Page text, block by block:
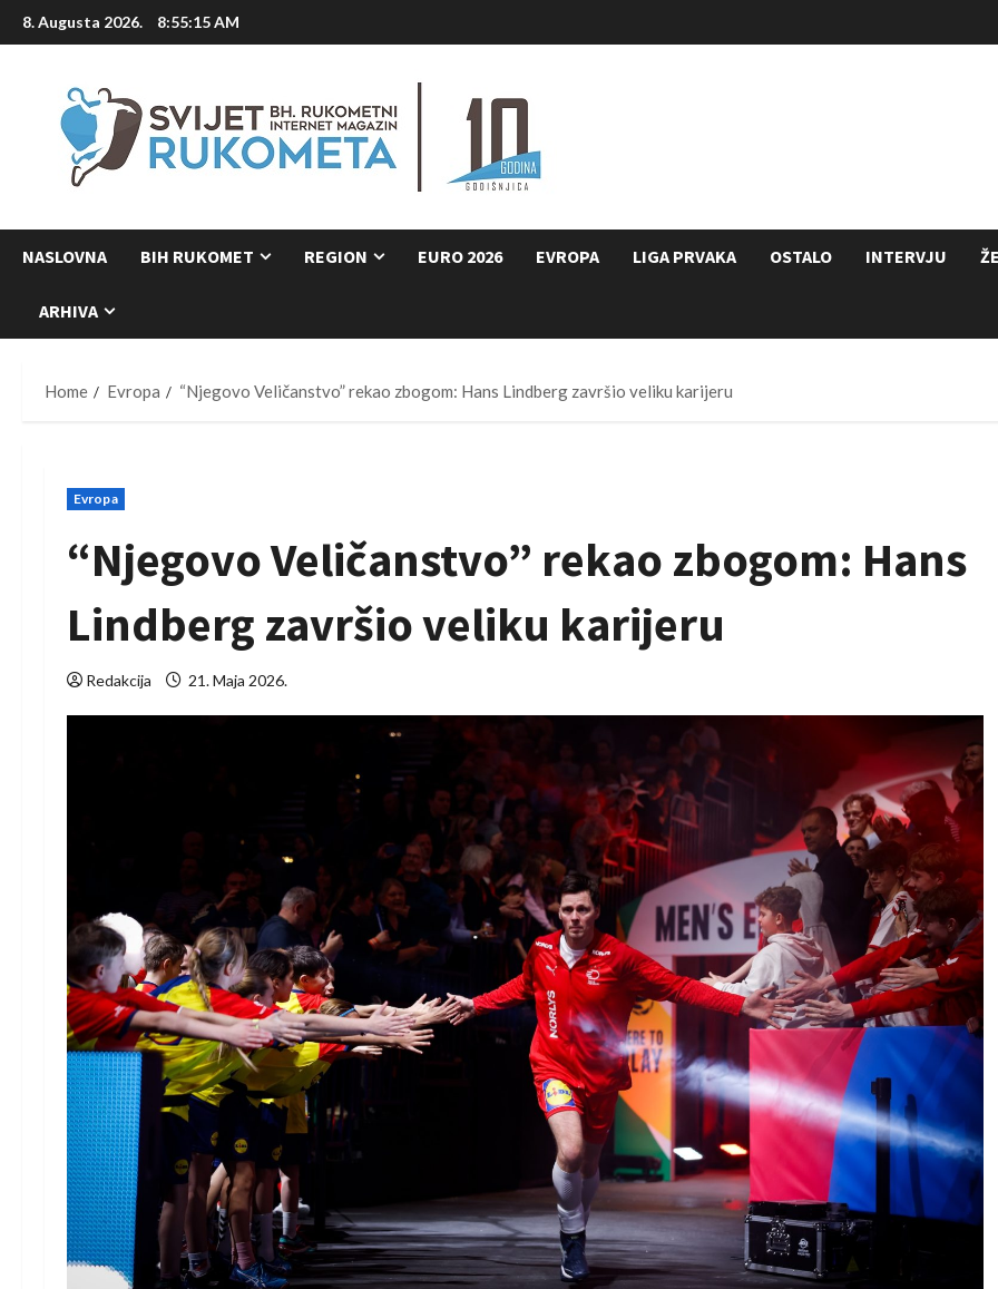
Skip
to
8. Augusta 2026. 8:55:16 AM
NASLOVNA BIH RUKOMET REGION EURO 2026 EVROPA LIGA PRVAKA OSTALO INTERVJU
ARHIVA
Home Evropa “Njegovo Veličanstvo” rekao zbogom: Hans Lindberg završio veliku karijeru
Evropa
“Njegovo Veličanstvo” rekao zbogom: Hans
Lindberg završio veliku karijeru
Redakcija 21. Maja 2026.